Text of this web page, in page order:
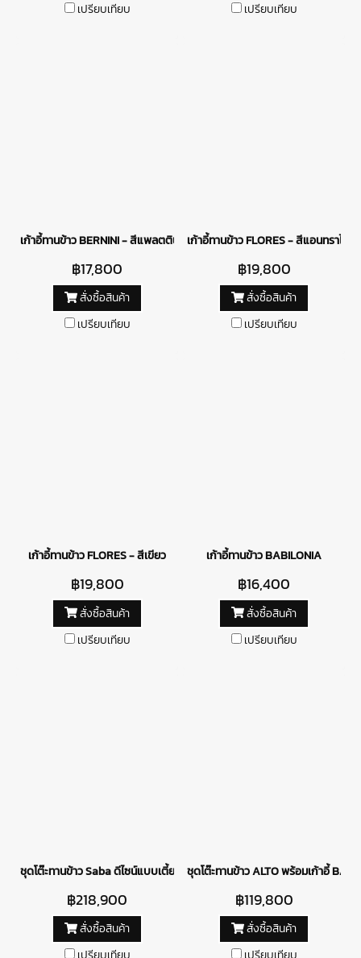
เปรียบเทียบ
เปรียบเทียบ
เก้าอี้ทานข้าว BERNINI - สีแพลตตินัม
฿17,800
สั่งซื้อสินค้า
เปรียบเทียบ
เก้าอี้ทานข้าว FLORES - สีแอนทราไซต์
฿19,800
สั่งซื้อสินค้า
เปรียบเทียบ
เก้าอี้ทานข้าว FLORES - สีเขียว
฿19,800
สั่งซื้อสินค้า
เปรียบเทียบ
เก้าอี้ทานข้าว BABILONIA
฿16,400
สั่งซื้อสินค้า
เปรียบเทียบ
ชุดโต๊ะทานข้าว Saba ดีไซน์แบบเตี้ย พร้อมเก้าอี้ Calpi
฿218,900
สั่งซื้อสินค้า
ชุดโต๊ะทานข้าว ALTO พร้อมเก้าอี้
฿119,800
สั่งซื้อสินค้า